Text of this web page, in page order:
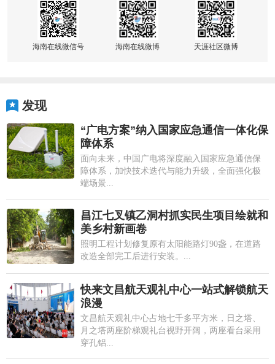
海南在线微信号 海南在线微博 天涯社区微博
发现
“广电方案”纳入国家应急通信一体化保
障体系
面向未来，中国广电将深度融入国家应急通信保
障体系，加快技术迭代与能力升级，全面强化极
端场景...
昌江七叉镇乙洞村抓实民生项目绘就和
美乡村新画卷
照明工程计划修复原有太阳能路灯90盏，在道路
改造全部完工后进行安装。...
快来文昌航天观礼中心一站式解锁航天
浪漫
文昌航天观礼中心占地七千多平方米，日之塔、
月之塔两座阶梯观礼台视野开阔，两座看台采用
穿孔铝...